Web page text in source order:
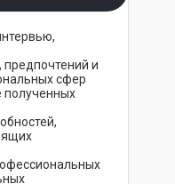
и
сфер
полученных